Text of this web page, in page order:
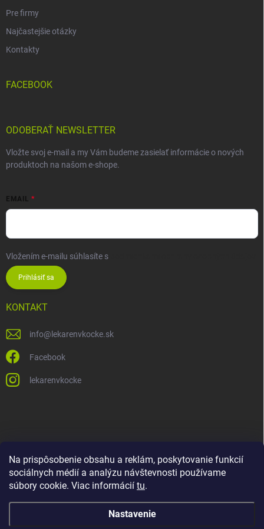
Na prispôsobenie obsahu a reklám, poskytovanie funkcií
sociálnych médií a analýzu návštevnosti používame
súbory cookie. Viac informácií tu.
Nastavenie
Pre firmy
Najčastejšie otázky
Kontakty
FACEBOOK
ODOBERAŤ NEWSLETTER
Vložte svoj e-mail a my Vám budeme zasielať informácie o nových
produktoch na našom e-shope.
EMAIL
Vložením e-mailu súhlasíte s
Prihlásiť sa
KONTAKT
info@ lekarenvkocke.sk
Facebook
lekarenvkocke